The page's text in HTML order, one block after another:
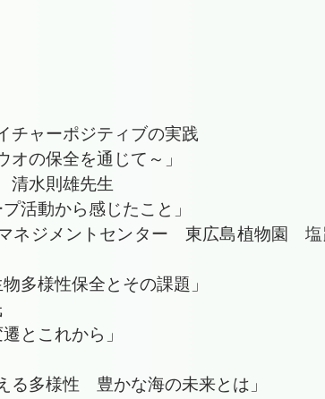
式
ャーポジティブの実践
オの保全を通じて～ 」
水則雄先生
活動から感じたこと」
ジメントセンター 東広島植物園 塩
多様性保全とその課題」
秀剛氏
とこれから」
る多様性 豊かな海の未来とは」